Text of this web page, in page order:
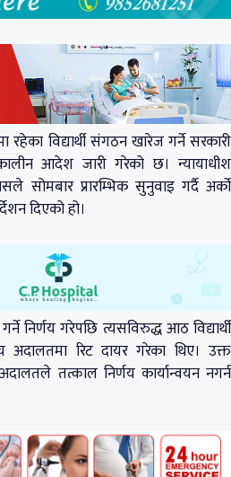
रहेका विद्यार्थी संगठन खारेज गर्ने सरकारी
आदेश जारी गरेको छ। न्यायाधीश
सोमबार प्रारम्भिक सुनुवाइ गर्दै अर्को
दिएको हो।
निर्णय गरेपछि त्यसविरुद्ध आठ विद्यार्थी
रिट दायर गरेका थिए। उक्त
तत्काल निर्णय कार्यान्वयन नगर्न